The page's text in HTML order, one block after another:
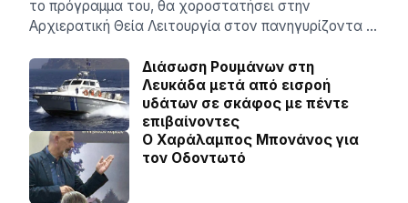
το πρόγραμμα του, θα χοροστατήσει στην
Αρχιερατική Θεία Λειτουργία στον πανηγυρίζοντα …
Διάσωση Ρουμάνων στη
Λευκάδα μετά από εισροή
υδάτων σε σκάφος με πέντε
επιβαίνοντες
Ο Χαράλαμπος Μπονάνος για
τον Οδοντωτό